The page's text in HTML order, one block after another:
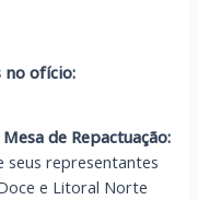
no ofício:
de Repactuação:
representantes
e Litoral Norte